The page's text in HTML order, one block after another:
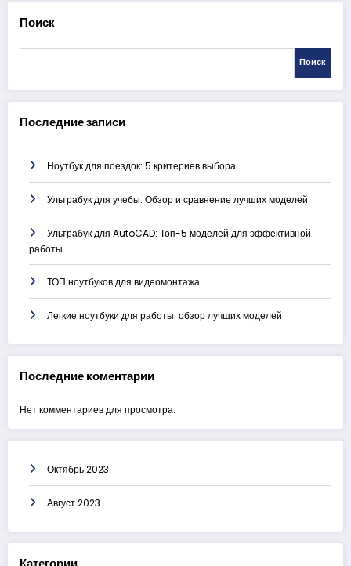
Поиск
Поиск
Последние записи
Ноутбук для поездок: 5 критериев выбора
Ультрабук для учебы: Обзор и сравнение лучших моделей
Ультрабук для AutoCAD: Топ-5 моделей для эффективной
работы
ТОП ноутбуков для видеомонтажа
Легкие ноутбуки для работы: обзор лучших моделей
Последние коментарии
Нет комментариев для просмотра.
Октябрь 2023
Август 2023